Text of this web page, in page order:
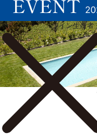
ワイン生産者